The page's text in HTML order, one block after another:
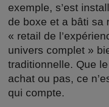
exemple, s’est
de boxe et a bâti sa
« retail de
univers complet »
traditionnelle. Que
achat ou pas, ce
qui compte.